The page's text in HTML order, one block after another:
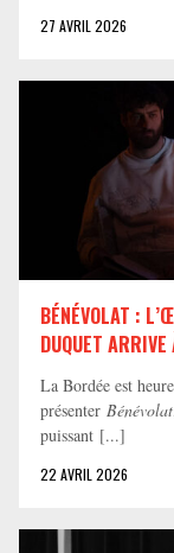
27 AVRIL 2026
BÉNÉVOLAT :
DUQUET
La Bordée est
présenter Bénévolat
puissant [...]
22 AVRIL 2026